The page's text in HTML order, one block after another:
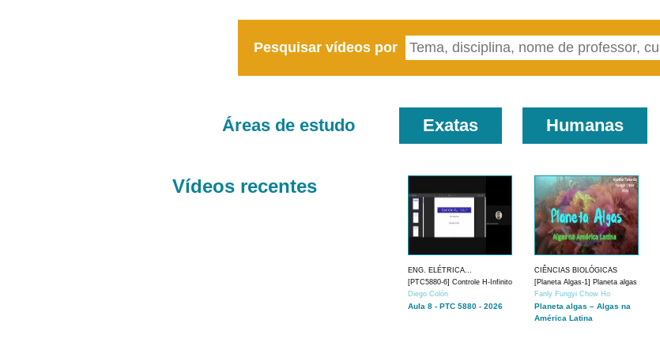
Pesquisar vídeos por
Áreas de estudo Exatas Humanas
Vídeos recentes
ENG. ELÉTRICA...
[PTC5880-6] Controle H-Infinito
Diego Colón
Aula 8 - PTC 5880 - 2026
CIÊNCIAS BIOLÓGICAS
[Planeta Algas-1] Planeta algas
Fanly Fungyi Chow Ho
Planeta algas – Algas na
América Latina